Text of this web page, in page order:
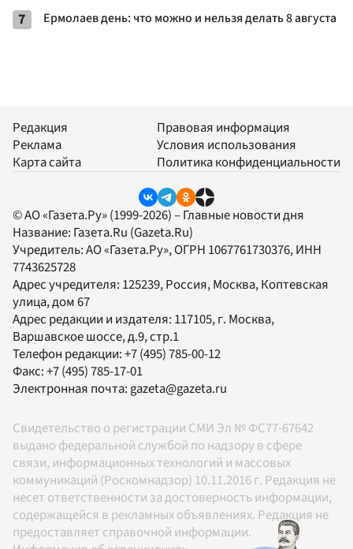
7 Ермолаев день: что можно и нельзя делать 8 августа
Редакция
Реклама
Карта сайта
Правовая информация
Условия использования
Политика конфиденциальности
© АО «Газета.Ру» (1999-2026) – Главные новости дня
Название: Газета.Ru (Gazeta.Ru)
Учредитель:АО «Газета.Ру», ОГРН 1067761730376, ИНН
7743625728
Адрес учредителя: 125239, Россия, Москва, Коптевская
улица, дом 67
Адрес редакции и издателя: 117105, г. Москва,
Варшавское шоссе, д.9, стр.1
Телефон редакции:+7 (495) 785-00-12
Факс:+7 (495) 785-17-01
Электронная почта: gazeta@gazeta.ru
Свидетельство о регистрации СМИ Эл № ФС77-67642
выдано федеральной службой по надзору в сфере
связи, информационных технологий и массовых
коммуникаций (Роскомнадзор) 10.11.2016 г. Редакция не
несет ответственности за достоверность информации,
содержащейся в рекламных объявлениях. Редакция не
предоставляет справочной информации.